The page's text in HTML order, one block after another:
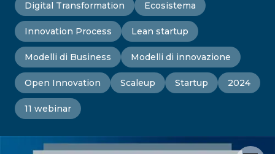
Digital Transformation Ecosistema
Innovation Process Lean startup
Modelli di Business Modelli di innovazione
Open Innovation Scaleup Startup 2024
11 webinar